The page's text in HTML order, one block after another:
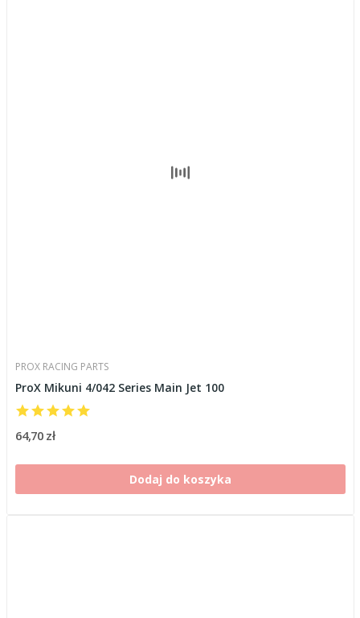
PROX RACING PARTS
ProX Mikuni 4/042 Series Main Jet 100
64,70 zł
Dodaj do koszyka